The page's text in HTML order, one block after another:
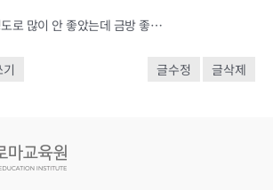
간 이식을 해야할정도로 많이 안 좋았는데 금방 좋아진 후기가 있어 참고하라고 퍼왔습니다.
글수정 글삭제